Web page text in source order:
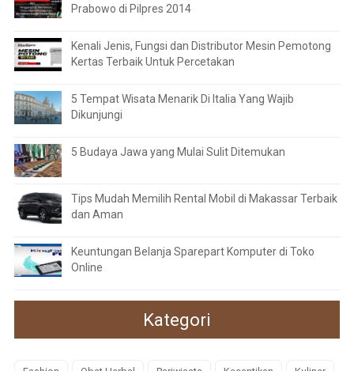
Prabowo di Pilpres 2014
Kenali Jenis, Fungsi dan Distributor Mesin Pemotong
Kertas Terbaik Untuk Percetakan
5 Tempat Wisata Menarik Di Italia Yang Wajib
Dikunjungi
5 Budaya Jawa yang Mulai Sulit Ditemukan
Tips Mudah Memilih Rental Mobil di Makassar Terbaik
dan Aman
Keuntungan Belanja Sparepart Komputer di Toko
Online
Kategori